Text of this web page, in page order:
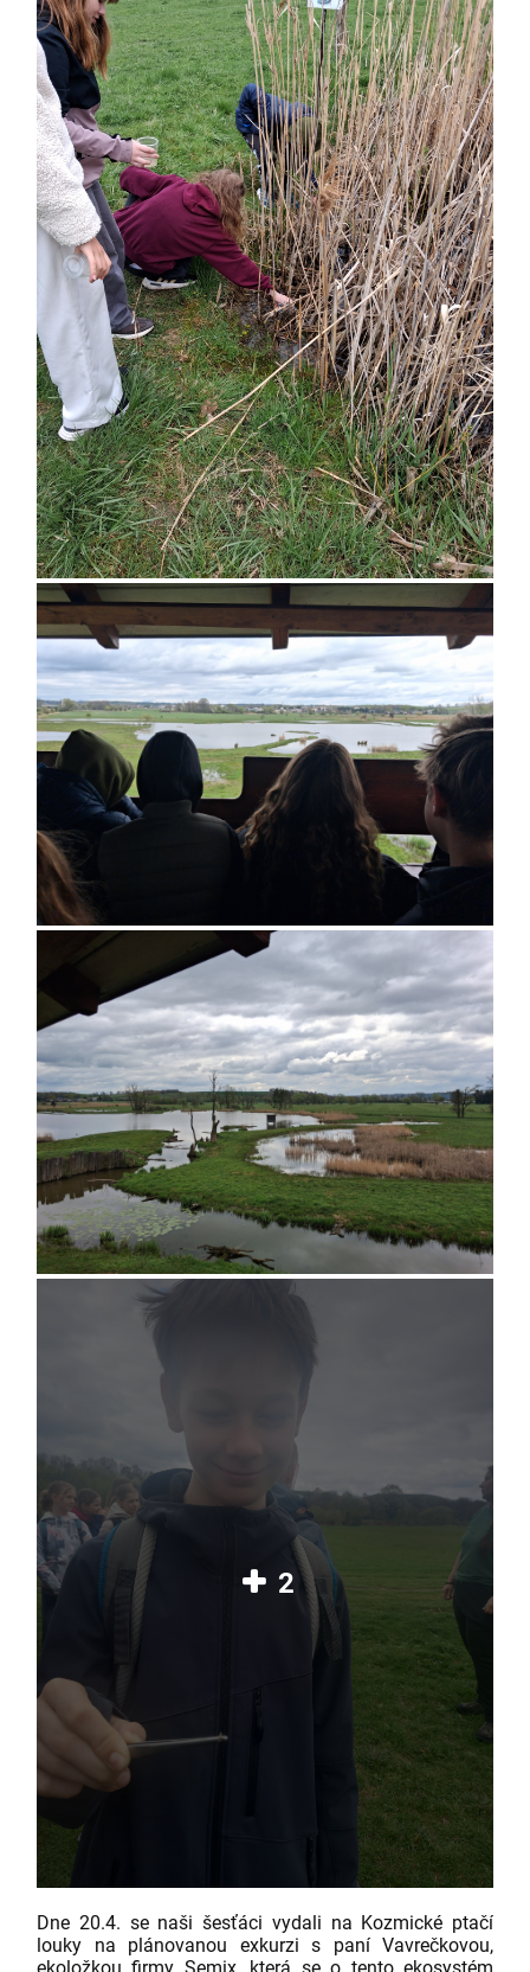
2
Dne 20.4. se naši šesťáci vydali na Kozmické ptačí
louky na plánovanou exkurzi s paní Vavrečkovou,